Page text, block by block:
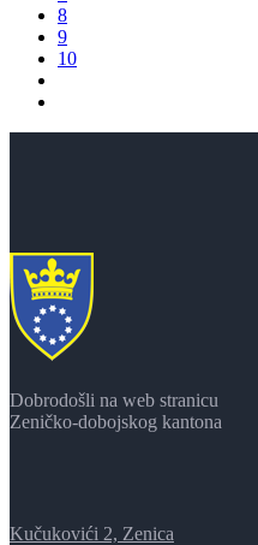
8
9
10
Dobrodošli na web stranicu
Zeničko-dobojskog kantona
Kučukovići 2, Zenica